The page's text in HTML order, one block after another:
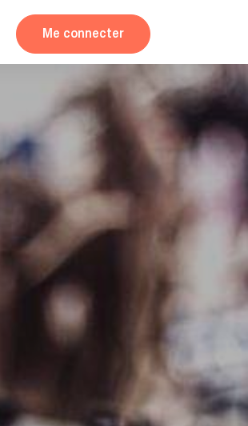
Me connecter